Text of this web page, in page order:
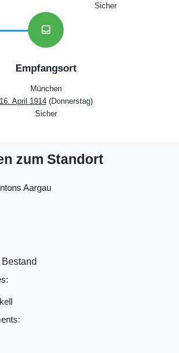
Sicher
inbox
Empfangsort
München
16. April 1914(Donnerstag)
Sicher
zum Standort
Aargau
Bestand